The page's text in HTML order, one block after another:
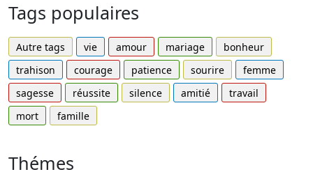
Tags populaires
Autre tags vie amour mariage
bonheur
trahison
courage patience sourire
femme
sagesse
réussite silence amitié
travail
mort
famille
Thémes